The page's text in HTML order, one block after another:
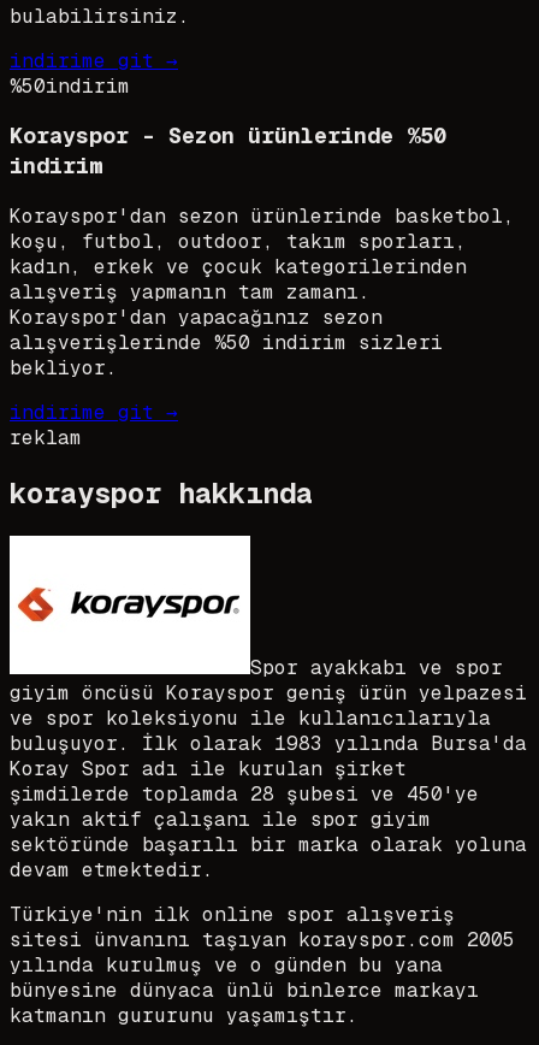
bulabilirsiniz.
indirime git →
%50indirim
Korayspor - Sezon ürünlerinde %50
indirim
Korayspor'dan sezon ürünlerinde basketbol,
koşu, futbol, outdoor, takım sporları,
kadın, erkek ve çocuk kategorilerinden
alışveriş yapmanın tam zamanı.
Korayspor'dan yapacağınız sezon
alışverişlerinde %50 indirim sizleri
bekliyor.
indirime git →
reklam
korayspor hakkında
Spor ayakkabı ve spor
giyim öncüsü Korayspor geniş ürün yelpazesi
ve spor koleksiyonu ile kullanıcılarıyla
buluşuyor. İlk olarak 1983 yılında Bursa'da
Koray Spor adı ile kurulan şirket
şimdilerde toplamda 28 şubesi ve 450'ye
yakın aktif çalışanı ile spor giyim
sektöründe başarılı bir marka olarak yoluna
devam etmektedir.
Türkiye'nin ilk online spor alışveriş
sitesi ünvanını taşıyan korayspor.com 2005
yılında kurulmuş ve o günden bu yana
bünyesine dünyaca ünlü binlerce markayı
katmanın gururunu yaşamıştır.